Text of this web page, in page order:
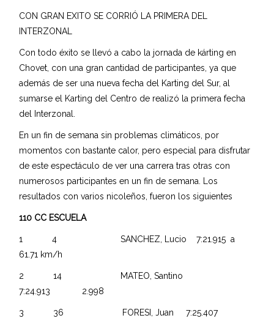
CON GRAN EXITO SE CORRIÓ LA PRIMERA DEL
INTERZONAL
Con todo éxito se llevó a cabo la jornada de kárting en
Chovet, con una gran cantidad de participantes, ya que
además de ser una nueva fecha del Karting del Sur, al
sumarse el Karting del Centro de realizó la primera fecha
del Interzonal.
En un fin de semana sin problemas climáticos, por
momentos con bastante calor, pero especial para disfrutar
de este espectáculo de ver una carrera tras otras con
numerosos participantes en un fin de semana. Los
resultados con varios nicoleños, fueron los siguientes
110 CC ESCUELA
1 4 SANCHEZ, Lucio 7:21.915 a
61.71 km/h
2 14 MATEO, Santino
7:24.913 2.998
3 36 FORESI, Juan 7:25.407